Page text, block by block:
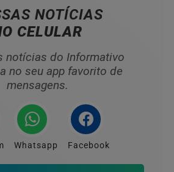
NOTÍCIAS
CELULAR
notícias do Informativo
no seu app favorito de
mensagens.
Whatsapp Facebook